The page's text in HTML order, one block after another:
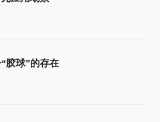
胶球”的存在